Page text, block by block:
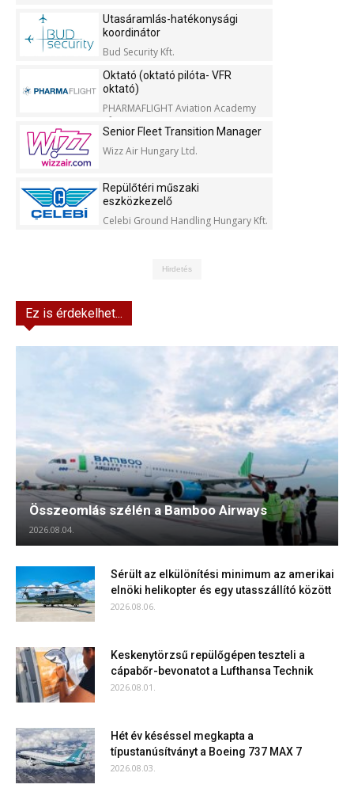
Utasáramlás-hatékonysági
koordinátor
Bud Security Kft.
Oktató (oktató pilóta- VFR
oktató)
PHARMAFLIGHT Aviation Academy
Kft.
Senior Fleet Transition Manager
Wizz Air Hungary Ltd.
Repülőtéri műszaki
eszközkezelő
Celebi Ground Handling Hungary Kft.
Hirdetés
Ez is érdekelhet...
Összeomlás szélén a Bamboo Airways
2026.08.04.
Sérült az elkülönítési minimum az amerikai
elnöki helikopter és egy utasszállító között
2026.08.06.
Keskenytörzsű repülőgépen teszteli a
cápabőr-bevonatot a Lufthansa Technik
2026.08.01.
Hét év késéssel megkapta a
típustanúsítványt a Boeing 737 MAX 7
2026.08.03.